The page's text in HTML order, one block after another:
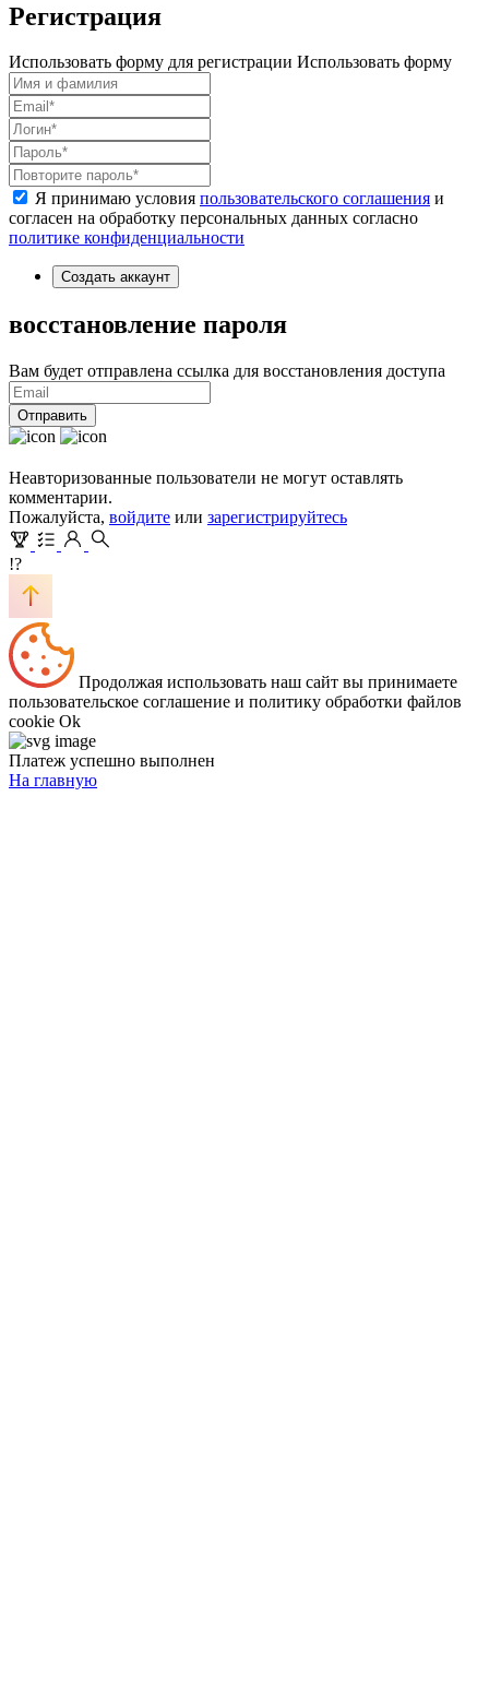
Регистрация
Использовать форму для регистрации Использовать форму
Я принимаю условия пользовательского соглашения и
согласен на обработку персональных данных согласно
политике конфиденциальности
Создать аккаунт
восстановление пароля
Вам будет отправлена ссылка для восстановления доступа
Отправить
Неавторизованные пользователи не могут оставлять
комментарии.
Пожалуйста, войдите или зарегистрируйтесь
!?
Продолжая использовать наш сайт вы принимаете
пользовательское соглашение и политику обработки файлов
cookie Ok
Платеж успешно выполнен
На главную